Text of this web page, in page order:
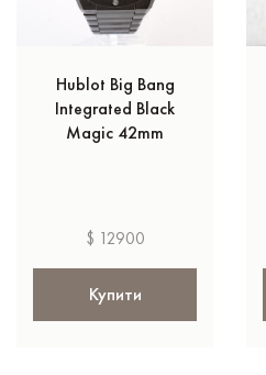
Hublot Big Bang
Integrated Black
Magic 42mm
$ 12900
Купити